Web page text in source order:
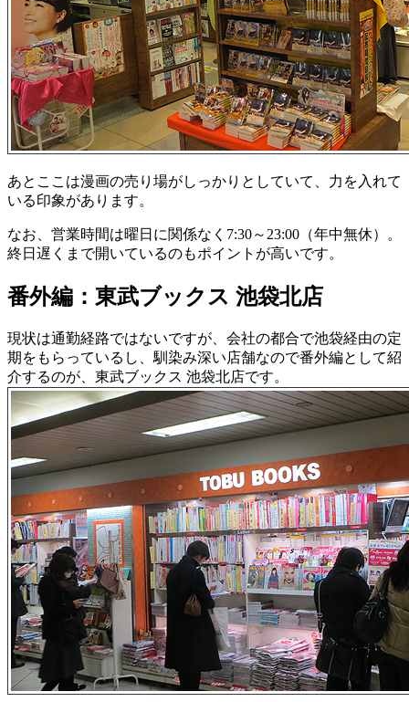
あとここは漫画の売り場がしっかりとしていて、力を入れて
いる印象があります。
なお、営業時間は曜日に関係なく7:30～23:00（年中無休）。
終日遅くまで開いているのもポイントが高いです。
番外編：東武ブックス 池袋北店
現状は通勤経路ではないですが、会社の都合で池袋経由の定
期をもらっているし、馴染み深い店舗なので番外編として紹
介するのが、東武ブックス 池袋北店です。